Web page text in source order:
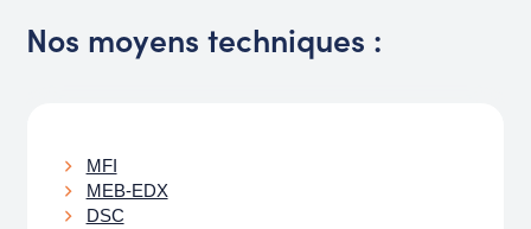
Nos moyens techniques :
MFI
MEB-EDX
DSC